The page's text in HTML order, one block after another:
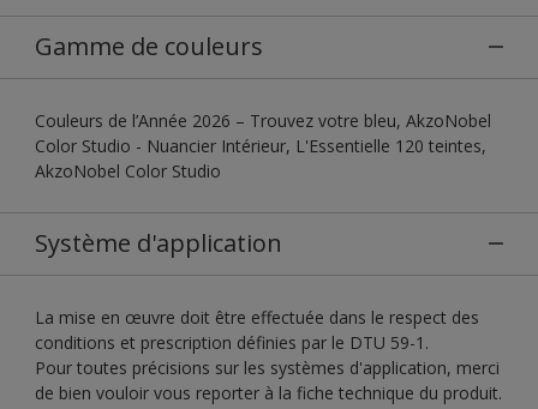
Gamme de couleurs
Couleurs de l’Année 2026 – Trouvez votre bleu, AkzoNobel
Color Studio - Nuancier Intérieur, L'Essentielle 120 teintes,
AkzoNobel Color Studio
Système d'application
La mise en œuvre doit être effectuée dans le respect des
conditions et prescription définies par le DTU 59-1.
Pour toutes précisions sur les systèmes d'application, merci
de bien vouloir vous reporter à la fiche technique du produit.